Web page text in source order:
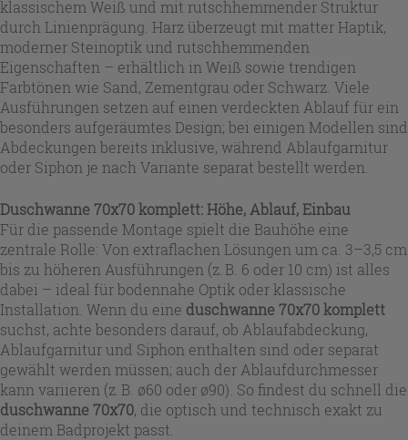
klassischem Weiß und mit rutschhemmender Struktur
durch Linienprägung. Harz überzeugt mit matter Haptik,
moderner Steinoptik und rutschhemmenden
Eigenschaften – erhältlich in Weiß sowie trendigen
Farbtönen wie Sand, Zementgrau oder Schwarz. Viele
Ausführungen setzen auf einen verdeckten Ablauf für ein
besonders aufgeräumtes Design; bei einigen Modellen sind
Abdeckungen bereits inklusive, während Ablaufgarnitur
oder Siphon je nach Variante separat bestellt werden.
Duschwanne 70x70 komplett: Höhe, Ablauf, Einbau
Für die passende Montage spielt die Bauhöhe eine
zentrale Rolle: Von extraflachen Lösungen um ca. 3–3,5 cm
bis zu höheren Ausführungen (z. B. 6 oder 10 cm) ist alles
dabei – ideal für bodennahe Optik oder klassische
Installation. Wenn du eine duschwanne 70x70 komplett
suchst, achte besonders darauf, ob Ablaufabdeckung,
Ablaufgarnitur und Siphon enthalten sind oder separat
gewählt werden müssen; auch der Ablaufdurchmesser
kann variieren (z. B. ø60 oder ø90). So findest du schnell die
duschwanne 70x70, die optisch und technisch exakt zu
deinem Badprojekt passt.